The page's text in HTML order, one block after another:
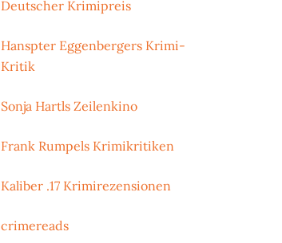
Deutscher Krimipreis
Hanspter Eggenbergers Krimi-
Kritik
Sonja Hartls Zeilenkino
Frank Rumpels Krimikritiken
Kaliber .17 Krimirezensionen
crimereads